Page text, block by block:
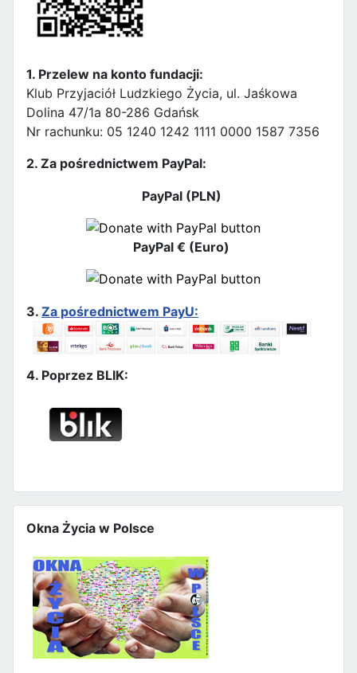
1. Przelew na konto fundacji:
Klub Przyjaciół Ludzkiego Życia, ul. Jaśkowa
Dolina 47/1a 80-286 Gdańsk
Nr rachunku: 05 1240 1242 1111 0000 1587 7356
2. Za pośrednictwem PayPal:
PayPal (PLN)
PayPal € (Euro)
3. Za pośrednictwem PayU:
4. Poprzez BLIK:
Okna Życia w Polsce